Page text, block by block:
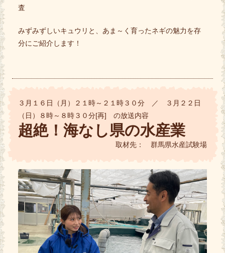
査
みずみずしいキュウリと、あま～く育ったネギの魅力を存
分にご紹介します！
３月１６日（月）２１時～２１時３０分 ／ ３月２２日
（日）８時～８時３０分[再] の放送内容
超絶！海なし県の水産業
取材先： 群馬県水産試験場